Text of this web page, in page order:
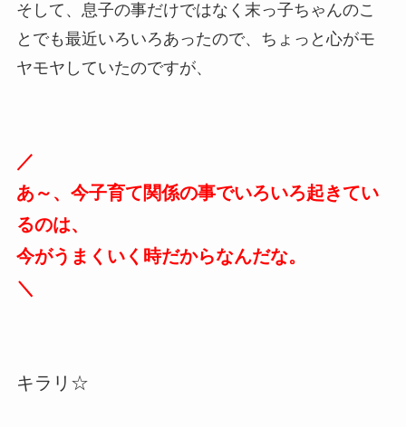
そして、息子の事だけではなく末っ子ちゃんのこ
とでも最近いろいろあったので、ちょっと心がモ
ヤモヤしていたのですが、
／
あ～、今子育て関係の事でいろいろ起きてい
るのは、
今がうまくいく時だからなんだな。
＼
キラリ☆